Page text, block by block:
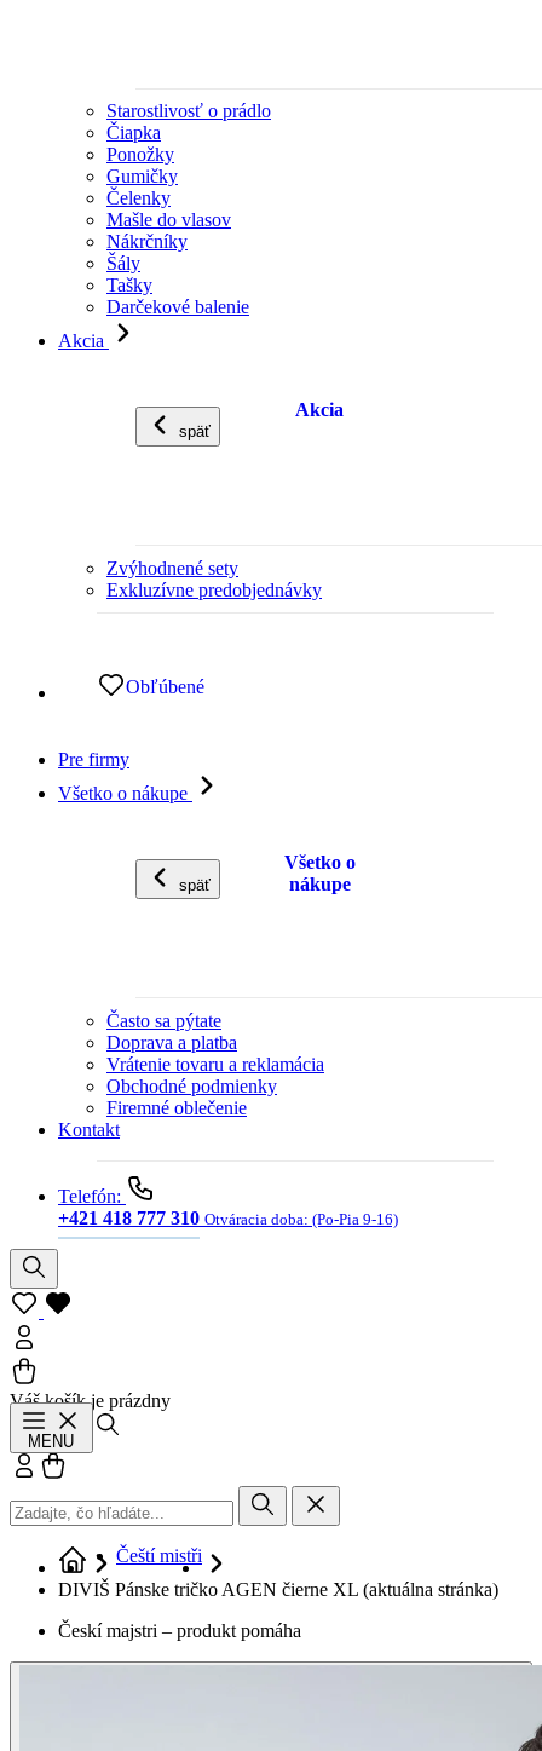
Starostlivosť o prádlo
Čiapka
Ponožky
Gumičky
Čelenky
Mašle do vlasov
Nákrčníky
Šály
Tašky
Darčekové balenie
Akcia
späť
Akcia
Zvýhodnené sety
Exkluzívne predobjednávky
Obľúbené
Pre firmy
Všetko o nákupe
späť
Všetko o
nákupe
Často sa pýtate
Doprava a platba
Vrátenie tovaru a reklamácia
Obchodné podmienky
Firemné oblečenie
Kontakt
Telefón:
+421 418 777 310 Otváracia doba: (Po-Pia 9-16)
Váš košík je prázdny
MENU
Prihlásiť sa
Čeští mistři
DIVIŠ Pánske tričko AGEN čierne XL (aktuálna stránka)
Českí majstri – produkt pomáha